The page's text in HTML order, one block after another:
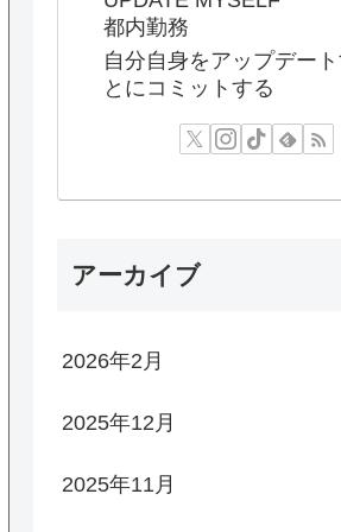
都内勤務
自分自身をアップデート
とにコミットする
アーカイブ
2026年2月
2025年12月
2025年11月